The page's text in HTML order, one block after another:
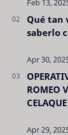
Qué tan
saberlo
ROMEO
CELAQUE